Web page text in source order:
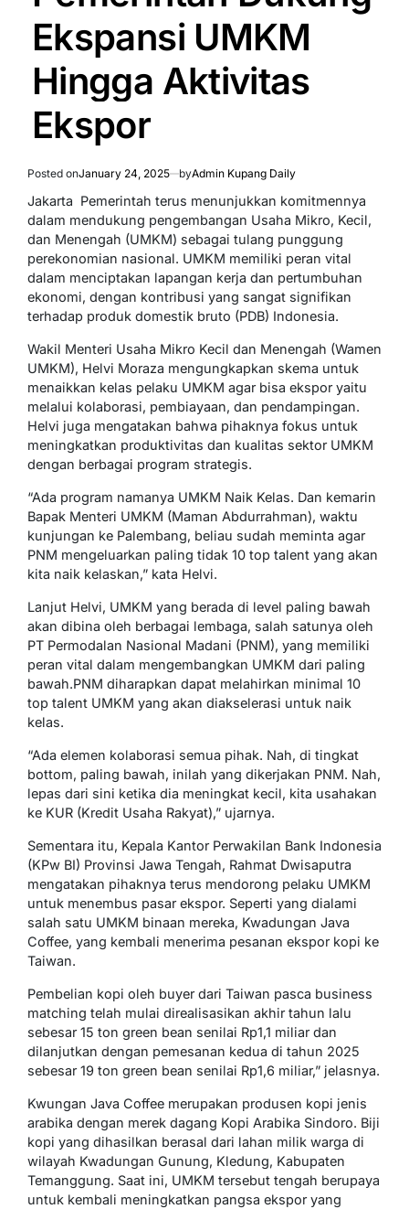
Ekspansi UMKM
Hingga Aktivitas
Ekspor
Posted onJanuary 24, 2025 byAdmin Kupang Daily
Jakarta  Pemerintah terus menunjukkan komitmennya
dalam mendukung pengembangan Usaha Mikro, Kecil,
dan Menengah (UMKM) sebagai tulang punggung
perekonomian nasional. UMKM memiliki peran vital
dalam menciptakan lapangan kerja dan pertumbuhan
ekonomi, dengan kontribusi yang sangat signifikan
terhadap produk domestik bruto (PDB) Indonesia.
Wakil Menteri Usaha Mikro Kecil dan Menengah (Wamen
UMKM), Helvi Moraza mengungkapkan skema untuk
menaikkan kelas pelaku UMKM agar bisa ekspor yaitu
melalui kolaborasi, pembiayaan, dan pendampingan.
Helvi juga mengatakan bahwa pihaknya fokus untuk
meningkatkan produktivitas dan kualitas sektor UMKM
dengan berbagai program strategis.
“Ada program namanya UMKM Naik Kelas. Dan kemarin
Bapak Menteri UMKM (Maman Abdurrahman), waktu
kunjungan ke Palembang, beliau sudah meminta agar
PNM mengeluarkan paling tidak 10 top talent yang akan
kita naik kelaskan,” kata Helvi.
Lanjut Helvi, UMKM yang berada di level paling bawah
akan dibina oleh berbagai lembaga, salah satunya oleh
PT Permodalan Nasional Madani (PNM), yang memiliki
peran vital dalam mengembangkan UMKM dari paling
bawah.PNM diharapkan dapat melahirkan minimal 10
top talent UMKM yang akan diakselerasi untuk naik
kelas.
“Ada elemen kolaborasi semua pihak. Nah, di tingkat
bottom, paling bawah, inilah yang dikerjakan PNM. Nah,
lepas dari sini ketika dia meningkat kecil, kita usahakan
ke KUR (Kredit Usaha Rakyat),” ujarnya.
Sementara itu, Kepala Kantor Perwakilan Bank Indonesia
(KPw BI) Provinsi Jawa Tengah, Rahmat Dwisaputra
mengatakan pihaknya terus mendorong pelaku UMKM
untuk menembus pasar ekspor. Seperti yang dialami
salah satu UMKM binaan mereka, Kwadungan Java
Coffee, yang kembali menerima pesanan ekspor kopi ke
Taiwan.
Pembelian kopi oleh buyer dari Taiwan pasca business
matching telah mulai direalisasikan akhir tahun lalu
sebesar 15 ton green bean senilai Rp1,1 miliar dan
dilanjutkan dengan pemesanan kedua di tahun 2025
sebesar 19 ton green bean senilai Rp1,6 miliar,” jelasnya.
Kwungan Java Coffee merupakan produsen kopi jenis
arabika dengan merek dagang Kopi Arabika Sindoro. Biji
kopi yang dihasilkan berasal dari lahan milik warga di
wilayah Kwadungan Gunung, Kledung, Kabupaten
Temanggung. Saat ini, UMKM tersebut tengah berupaya
untuk kembali meningkatkan pangsa ekspor yang